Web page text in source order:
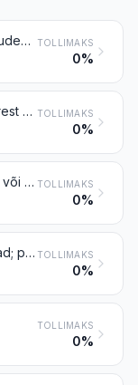
Küttepuit palkidena, halgudena, okstena, haokubudena vm kujul; puitlaastud ja -pilpad; saepuru ja puidujäätmed, aglomeeritud pakkudeks, brikettideks, graanuliteks vms või aglomeerimata TOLLIMAKS
0%
Puusüsi (k.a süsi puukoorest või pähklikoortest), aglomeeritud või aglomeerimata TOLLIMAKS
0%
Töötlemata puit, kooritud või koorimata, kantimata või jämedalt kanditud TOLLIMAKS
0%
Vitsapuit; lõhestatud teibad; pikuti saagimata vaiad, tulbad ja aiateibad, teritatud otstega; puittoorikud jalutuskeppide, vihmavarju- ja tööriistakäepidemete valmistamiseks, jämedalt tahutud, kuid treimata, painutamata ja muul viisil töötlemata; puitlaastud jms TOLLIMAKS
0%
TOLLIMAKS
0%